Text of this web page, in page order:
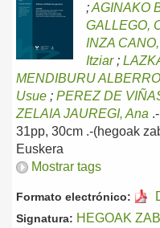
;AGINAKO
GALLEGO,
INZA
Itziar;
MENDIBURU
Usue ; PEREZ DE
ZELAIA JAUREGI, Ana .-
31pp, 30cm .-(hegoak
Euskera
Mostrar tags
Formato electrónico:
Signatura: HEGOAK